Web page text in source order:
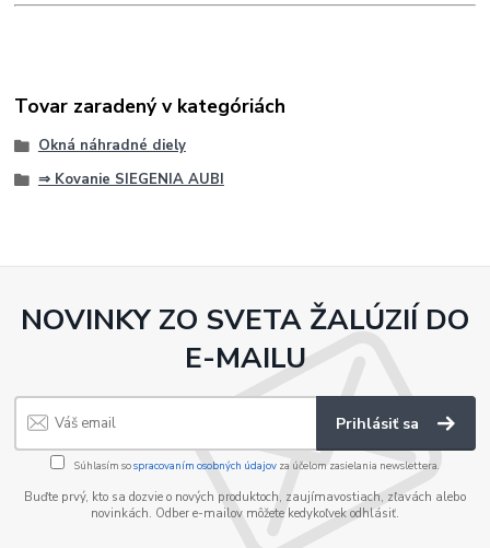
Tovar zaradený v kategóriách
Okná náhradné diely
⇒ Kovanie SIEGENIA AUBI
NOVINKY ZO SVETA ŽALÚZIÍ DO
E-MAILU
Prihlásiť sa
Súhlasím sospracovaním osobných údajov za účelom zasielania newslettera.
Buďte prvý, kto sa dozvie o nových produktoch, zaujímavostiach, zľavách alebo
novinkách. Odber e-mailov môžete kedykoľvek odhlásiť.